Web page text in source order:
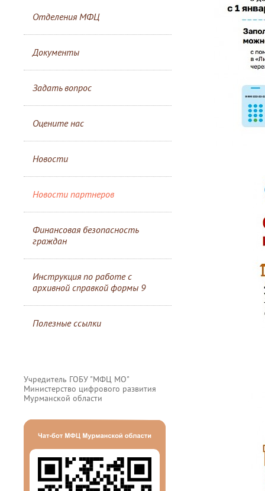
Отделения МФЦ
Документы
Задать вопрос
Оцените нас
Новости
Новости партнеров
Финансовая безопасность
граждан
Инструкция по работе с
архивной справкой формы 9
Полезные ссылки
Учредитель ГОБУ "МФЦ МО"
Министерство цифрового развития
Мурманской области